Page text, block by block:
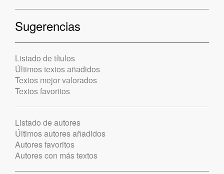
Sugerencias
Listado de títulos
Últimos textos añadidos
Textos mejor valorados
Textos favoritos
Listado de autores
Últimos autores añadidos
Autores favoritos
Autores con más textos